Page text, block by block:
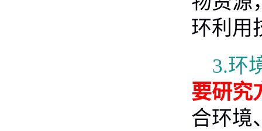
环利用
3.环
要研究
合环境